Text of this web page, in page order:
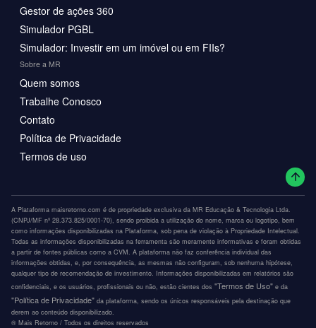
Gestor de ações 360
Simulador PGBL
Simulador: Investir em um imóvel ou em FIIs?
Sobre a MR
Quem somos
Trabalhe Conosco
Contato
Política de Privacidade
Termos de uso
A Plataforma maisretorno.com é de propriedade exclusiva da MR Educação & Tecnologia Ltda.
(CNPJ/MF nº 28.373.825/0001-70), sendo proibida a utilização do nome, marca ou logotipo, bem
como informações disponibilizadas na Plataforma, sob pena de violação à Propriedade Intelectual.
Todas as informações disponibilizadas na ferramenta são meramente informativas e foram obtidas
a partir de fontes públicas como a CVM. A plataforma não faz conferência individual das
informações obtidas, e, por consequência, as mesmas não configuram, sob nenhuma hipótese,
qualquer tipo de recomendação de investimento. Informações disponibilizadas em relatórios são
confidenciais, e os usuários, profissionais ou não, estão cientes dos "Termos de Uso" e da
"Política de Privacidade" da plataforma, sendo os únicos responsáveis pela destinação que
derem ao conteúdo disponibilizado.
®️ Mais Retorno / Todos os direitos reservados